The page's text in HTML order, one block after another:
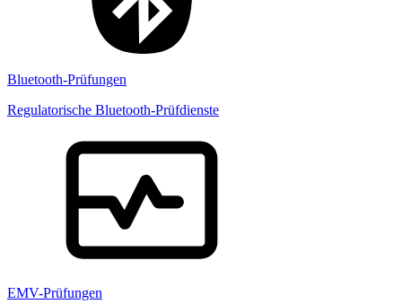
Bluetooth-Prüfungen
Regulatorische Bluetooth-Prüfdienste
EMV-Prüfungen